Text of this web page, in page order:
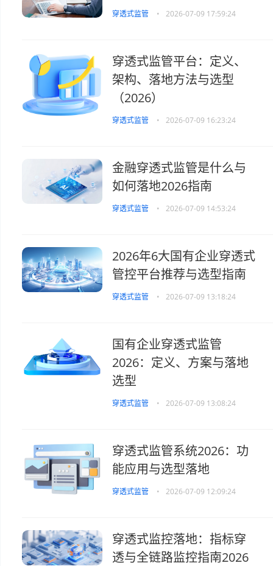
穿透式监管 • 2026-07-09 17:59:24
穿透式监管平台：定义、
架构、落地方法与选型
（2026）
穿透式监管 • 2026-07-09 16:23:24
金融穿透式监管是什么与
如何落地2026指南
穿透式监管 • 2026-07-09 14:53:24
2026年6大国有企业穿透式
管控平台推荐与选型指南
穿透式监管 • 2026-07-09 13:18:24
国有企业穿透式监管
2026：定义、方案与落地
选型
穿透式监管 • 2026-07-09 13:08:24
穿透式监管系统2026：功
能应用与选型落地
穿透式监管 • 2026-07-09 12:09:24
穿透式监控落地：指标穿
透与全链路监控指南2026